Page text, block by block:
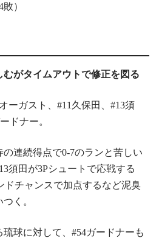
）
がタイムアウトで修正を図る
ーガスト、#11久保田、#13須
ドナー。
の連続得点で0-7のランと苦しい
須田が3Pシュートで応戦する
ドチャンスで加点するなど泥臭
く。
球に対して、#54ガードナーも